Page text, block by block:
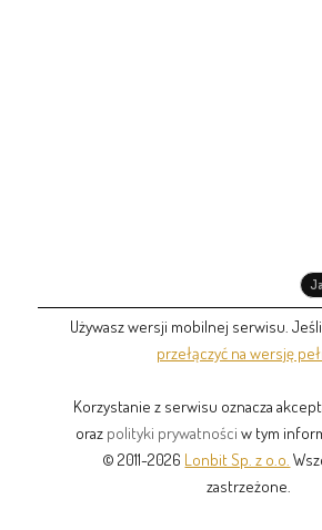
Używasz wersji mobilnej serwisu.
przełączyć na wersję
Korzystanie z serwisu oznacza
oraz polityki prywatności w tym
© 2011-2026 Lonbit Sp. z o.o.
zastrzeżone.